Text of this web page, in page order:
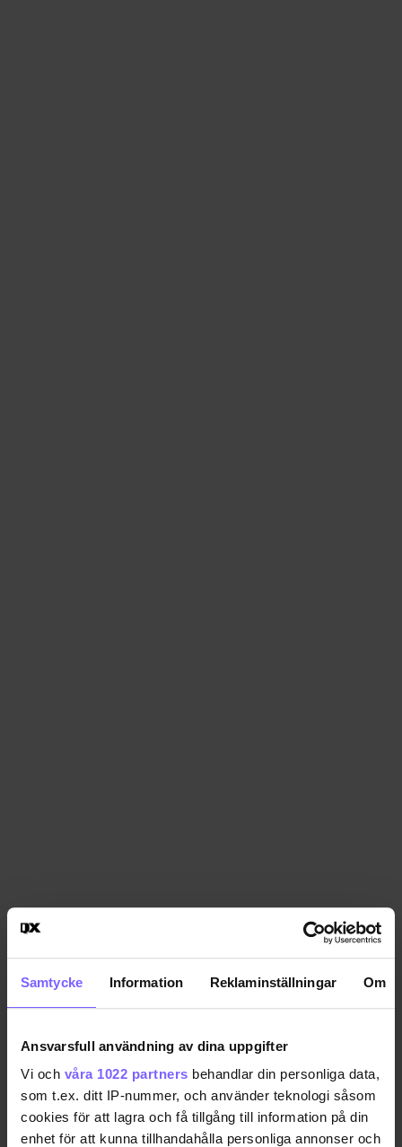
Samtycke Information Reklaminställningar Om
Ansvarsfull användning av dina uppgifter
Vi och våra 1022 partners behandlar din personliga data,
som t.ex. ditt IP-nummer, och använder teknologi såsom
cookies för att lagra och få tillgång till information på din
enhet för att kunna tillhandahålla personliga annonser och